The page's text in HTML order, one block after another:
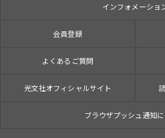
インフォメーショ
会員登録
よくあるご質問
光文社オフィシャルサイト
ブラウザプッシュ通知